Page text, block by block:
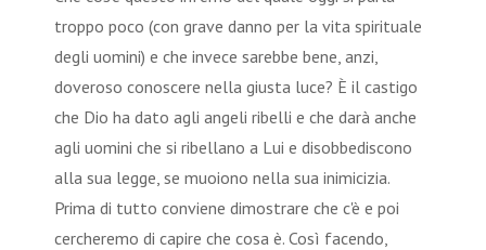
troppo poco (con grave danno per la vita spirituale
degli uomini) e che invece sarebbe bene, anzi,
doveroso conoscere nella giusta luce? È il castigo
che Dio ha dato agli angeli ribelli e che darà anche
agli uomini che si ribellano a Lui e disobbediscono
alla sua legge, se muoiono nella sua inimicizia.
Prima di tutto conviene dimostrare che c'è e poi
cercheremo di capire che cosa è. Così facendo,